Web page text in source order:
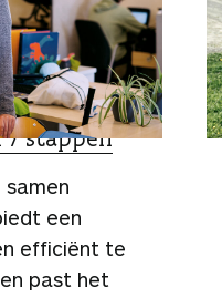
7 stappen
een
efficiënt te
past het